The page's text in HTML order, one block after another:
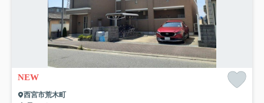
NEW
西宮市荒木町